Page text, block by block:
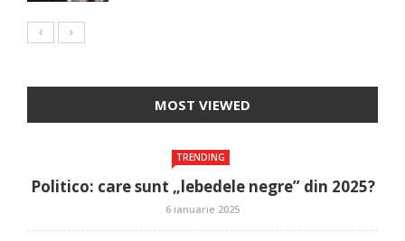
MOST VIEWED
TRENDING
Politico: care sunt „lebedele negre” din 2025?
6 ianuarie 2025